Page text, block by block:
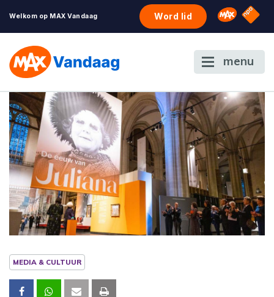
Welkom op MAX Vandaag Word lid Omroep
NPO
menu
MEDIA & CULTUUR